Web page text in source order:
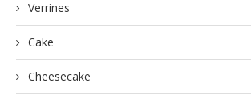
Verrines
Cake
Cheesecake